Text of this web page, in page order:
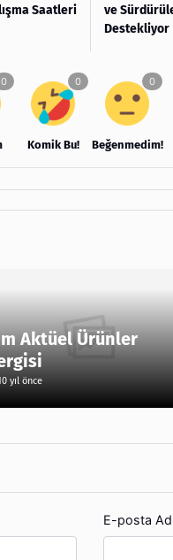
Saatleri
ve
Destekliyor
Komik Bu! Beğenmedim!
Aktüel Ürünler
yıl önce
E-posta